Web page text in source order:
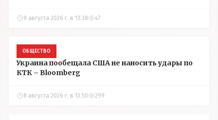
9 августа 2026 г. в 13:38 47
ОБЩЕСТВО
Украина пообещала США не наносить удары по
КТК – Bloomberg
8 августа 2026 г. в 13:50 299